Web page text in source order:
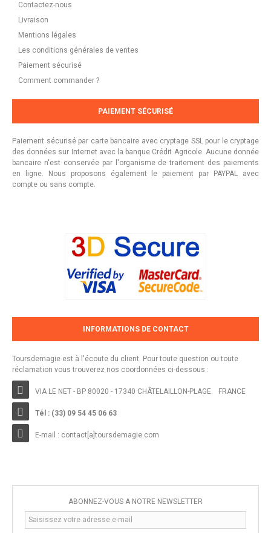
Contactez-nous
Livraison
Mentions légales
Les conditions générales de ventes
Paiement sécurisé
Comment commander ?
PAIEMENT SÉCURISÉ
Paiement sécurisé par carte bancaire avec cryptage SSL pour le cryptage
des données sur Internet avec la banque Crédit Agricole. Aucune donnée
bancaire n'est conservée par l'organisme de traitement des paiements
en ligne. Nous proposons également le paiement par PAYPAL avec
compte ou sans compte.
INFORMATIONS DE CONTACT
Toursdemagie est à l'écoute du client. Pour toute question ou toute
réclamation vous trouverez nos coordonnées ci-dessous :
VIA LE NET - BP 80020 - 17340 CHÂTELAILLON-PLAGE. FRANCE
Tél : (33) 09 54 45 06 63
E-mail : contact[a]toursdemagie.com
ABONNEZ-VOUS À NOTRE NEWSLETTER